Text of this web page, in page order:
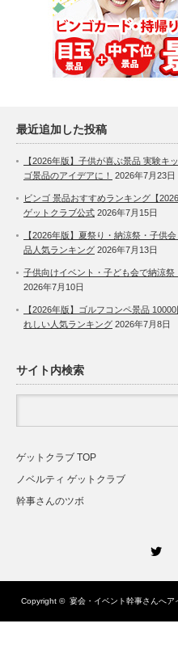
最近追加した投稿
【2026年版】子供が喜ぶ景品 実験キ
ゴ景品のアイデアに！
2026年7月23日
ビンゴ 景品おすすめランキング【
ゲットクラブ公式 2026年7月15日
【2026年版】夏祭り・納涼祭・子供
品人気ランキング 2026年7月13日
子供向けイベント・子ども会で納涼祭
2026年7月10日
【2026年版】ゴルフコンペ景品
れしい人気ランキング 2026年7月8日
サイト内検索
ゲットクラブ TOP
ノベルティ ゲットクラブ
幹事さんのツボ
Copyright © 宴会・イベント幹事さんへ